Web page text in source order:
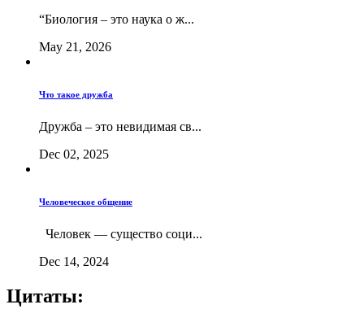
“Биология – это наука о ж...
May 21, 2026
Что такое дружба
Дружба – это невидимая св...
Dec 02, 2025
Человеческое общение
Человек — существо соци...
Dec 14, 2024
Цитаты: